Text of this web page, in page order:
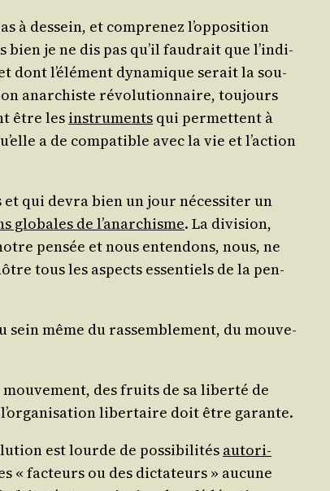
à des­sein, et com­pre­nez l’op­po­si­tion
bien je ne dis pas qu’il fau­drait que l’in­di­
dont l’élé­ment dyna­mique serait la sou­
anar­chiste révo­lu­tion­naire, tou­jours
être les ins­tru­ments qui per­mettent à
a de com­pa­tible avec la vie et l’ac­tion
et qui devra bien un jour néces­si­ter un
glo­bales de l’a­nar­chisme. La divi­sion,
pen­sée et nous enten­dons, nous, ne
tous les aspects essen­tiels de la pen­
même du ras­sem­ble­ment, du mou­ve­
des fruits de sa liber­té de
liber­taire doit être garante.
est lourde de pos­si­bi­li­tés auto­ri­
« fac­teurs ou des dic­ta­teurs » aucune